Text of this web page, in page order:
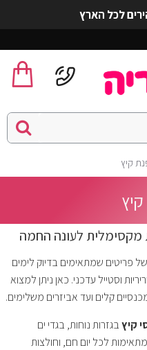
לכל הארץ
קיץ
מקסימלית לעונה החמה
פריטים שמתאימים בדיוק לימים
וסטייל עדכני. כאן ניתן למצוא
קלים ועד אביזרים משלימים.
קיץבגזרות נוחות, בגדי ים
לכל יום חם, וחולצות